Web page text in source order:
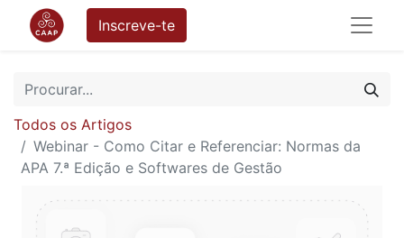
Inscreve-te
Todos os Artigos
Webinar - Como Citar e Referenciar: Normas da
APA 7.ª Edição e Softwares de Gestão